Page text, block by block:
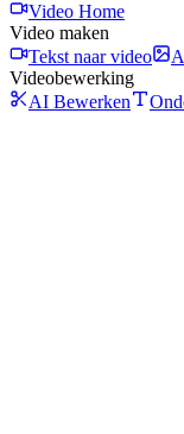
Video Home
Video maken
Tekst naar video
Videobewerking
AI Bewerken